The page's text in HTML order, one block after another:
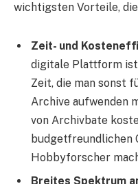
wichtigsten Vorteile,
Zeit- und
digitale Plattform
Zeit, die man sonst
Archive aufwenden
von Archivbate
budgetfreundlichen
Hobbyforscher
Breites Spektrum